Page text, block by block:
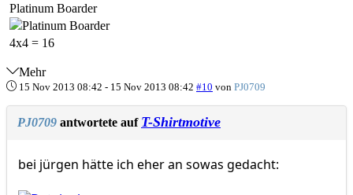
Platinum Boarder
4x4 = 16
Mehr
15 Nov 2013 08:42 - 15 Nov 2013 08:42 #10 von PJ0709
PJ0709 antwortete auf T-Shirtmotive
bei jürgen hätte ich eher an sowas gedacht: